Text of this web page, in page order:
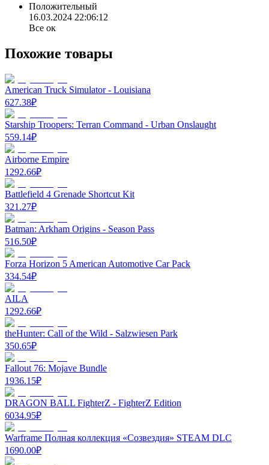
Положительный
16.03.2024 22:06:12
Все ок
Похожие товары
American Truck Simulator - Louisiana
627.38₽
Starship Troopers: Terran Command - Urban Onslaught
559.14₽
Airborne Empire
1292.66₽
Battlefield 4 Grenade Shortcut Kit
321.27₽
Batman: Arkham Origins - Season Pass
516.50₽
Forza Horizon 5 American Automotive Car Pack
334.54₽
AILA
1292.66₽
theHunter: Call of the Wild - Salzwiesen Park
350.65₽
Fallout 76: Mojave Bundle
1936.15₽
DRAGON BALL FighterZ - FighterZ Edition
6034.95₽
Warframe Полная коллекция «Созвездия» STEAM DLC
1690.00₽